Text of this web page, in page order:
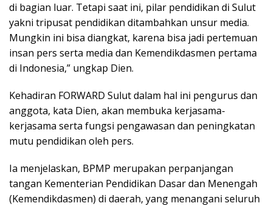
di bagian luar. Tetapi saat ini, pilar pendidikan di Sulut
yakni tripusat pendidikan ditambahkan unsur media.
Mungkin ini bisa diangkat, karena bisa jadi pertemuan
insan pers serta media dan Kemendikdasmen pertama
di Indonesia,” ungkap Dien.
Kehadiran FORWARD Sulut dalam hal ini pengurus dan
anggota, kata Dien, akan membuka kerjasama-
kerjasama serta fungsi pengawasan dan peningkatan
mutu pendidikan oleh pers.
Ia menjelaskan, BPMP merupakan perpanjangan
tangan Kementerian Pendidikan Dasar dan Menengah
(Kemendikdasmen) di daerah, yang menangani seluruh